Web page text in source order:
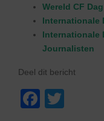
Wereld CF Dag
Internationale
Internationale
Journalisten
Deel dit bericht
F